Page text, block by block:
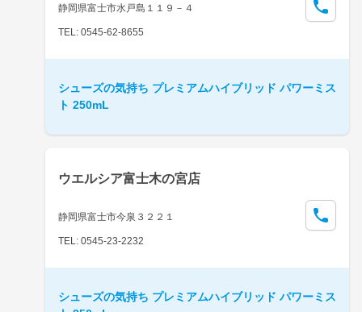
静岡県富士市水戸島１１９－４
TEL: 0545-62-8655
シューズの気持ち プレミアムハイブリッド パワーミス
ト 250mL
ウエルシア富士木の宮店
静岡県富士市今泉３２２１
TEL: 0545-23-2232
シューズの気持ち プレミアムハイブリッド パワーミス